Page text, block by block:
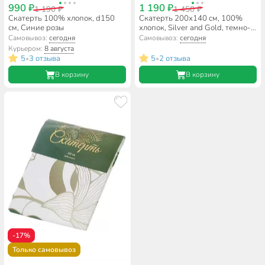
990 ₽1 190 ₽
Скатерть 100% хлопок, d150
см, Синие розы
Самовывоз:сегодня
Курьером:8 августа
5•3 отзыва
В корзину
1 190 ₽1 450 ₽
Скатерть 200х140 см, 100%
хлопок, Silver and Gold, темно-
сине-золотая
Самовывоз: сегодня
5•2 отзыва
В корзину
-17%
Только самовывоз